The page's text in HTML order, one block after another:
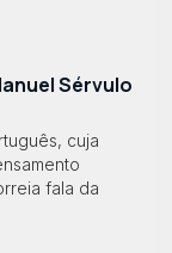
Sérvulo
cuja
fala da